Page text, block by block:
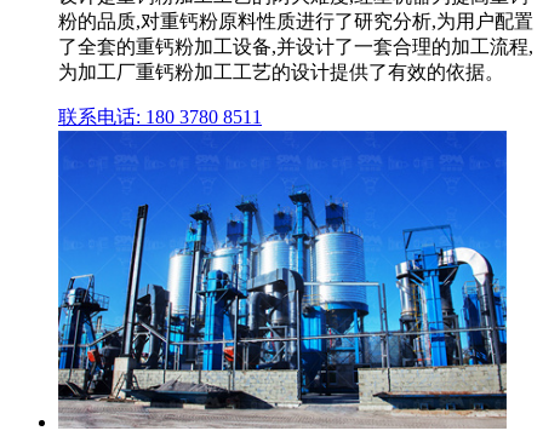
粉的品质,对重钙粉原料性质进行了研究分析,为用户配置
了全套的重钙粉加工设备,并设计了一套合理的加工流程,
为加工厂重钙粉加工工艺的设计提供了有效的依据。
联系电话: 180 3780 8511